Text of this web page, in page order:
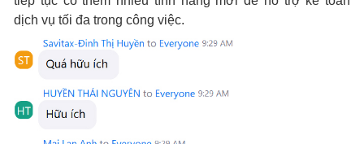
dịch vụ tối đa trong công việc.